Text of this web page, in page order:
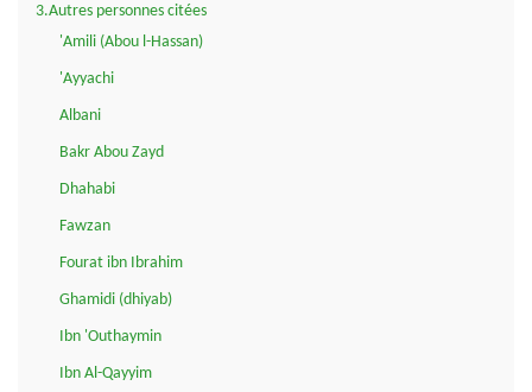
3.Autres personnes citées
'Amili (Abou l-Hassan)
'Ayyachi
Albani
Bakr Abou Zayd
Dhahabi
Fawzan
Fourat ibn Ibrahim
Ghamidi (dhiyab)
Ibn 'Outhaymin
Ibn Al-Qayyim